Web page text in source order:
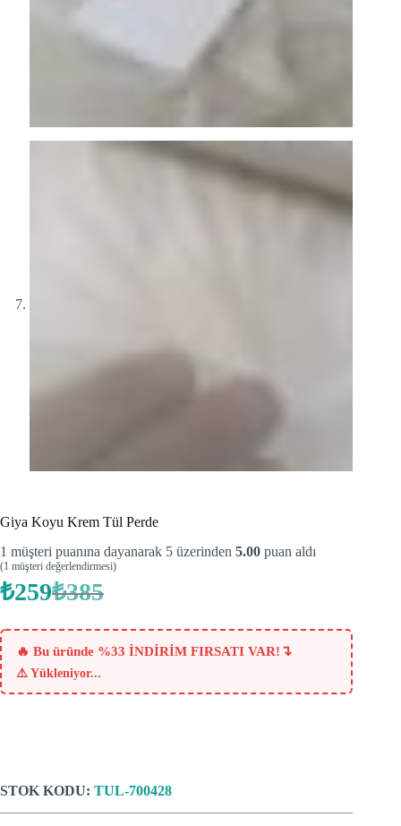
Giya Koyu Krem Tül Perde
1 müşteri puanına dayanarak 5 üzerinden 5.00 puan aldı
(1 müşteri değerlendirmesi)
₺385
Orijinal
₺385.
₺259Şu
fiyat:
₺259.
🔥 Bu üründe %33 İNDİRİM FIRSATI VAR! ↴
⚠️ Yükleniyor...
STOK KODU: TUL-700428